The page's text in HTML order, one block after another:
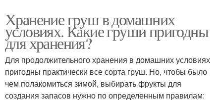
Хранение груш в домашних
условиях. Какие груши пригодны
для хранения?
Для продолжительного хранения в домашних условиях
пригодны практически все сорта груш. Но, чтобы было
чем полакомиться зимой, выбирать фрукты для
создания запасов нужно по определенным правилам: